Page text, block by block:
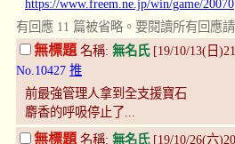
https://www.freem.ne.jp/win/game/20070
有回應 11 篇被省略。要閱讀所有回應
無標題 名稱: 無名氏[19/10/13(日
No.10427 推
前最強管理人拿到全支援寶石
麝香的呼吸停止了...
無標題 名稱: 無名氏[19/10/26(六